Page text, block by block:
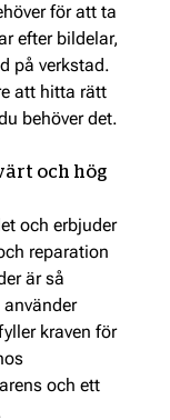
för att ta
efter bildelar,
på verkstad.
att hitta rätt
behöver det.
och hög
och erbjuder
reparation
är så
kraven för
och ett